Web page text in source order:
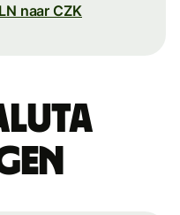
naar CZK